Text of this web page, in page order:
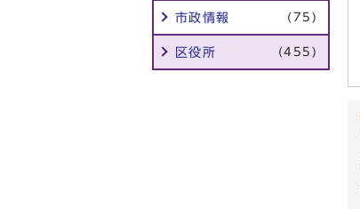
市政情報 (75)
区役所 (455)